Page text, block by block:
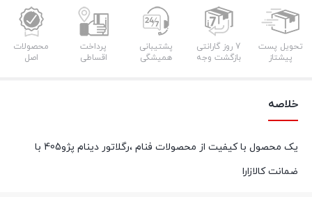
تحویل پست
پیشتاز
7 روز گارانتی
بازگشت وجه
پشتیبانی
همیشگی
پرداخت
اقساطی
محصولات
اصل
خلاصه
یک محصول با کیفیت از محصولات فنام ،رگلاتور دینام پژو405 با
ضمانت کالازارا